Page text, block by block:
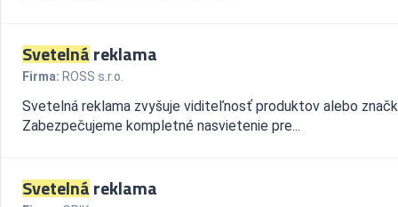
Svetelnáreklama
Firma: ROSS s.r.o.
Svetelná reklama zvyšuje viditeľnosť produktov alebo
Zabezpečujeme kompletné nasvietenie pre...
Svetelnáreklama